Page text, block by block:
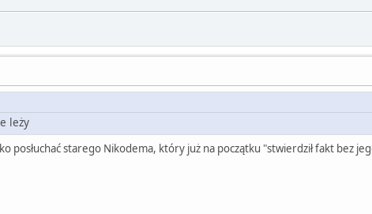
leży
posłuchać starego Nikodema, który już na początku "stwierdził fakt bez